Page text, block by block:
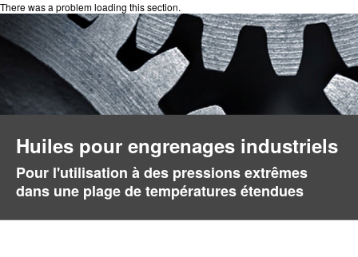
There was a problem loading this section.
Huiles pour engrenages industriels
Pour l'utilisation à des pressions extrêmes
dans une plage de températures étendues